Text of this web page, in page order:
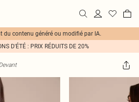
du contenu généré ou modifié par IA.
D'ÉTÉ : PRIX RÉDUITS DE 20%